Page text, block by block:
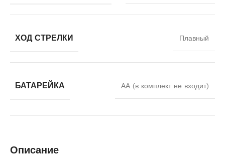
ХОД СТРЕЛКИ Плавный
БАТАРЕЙКА АА (в комплект не входит)
Описание